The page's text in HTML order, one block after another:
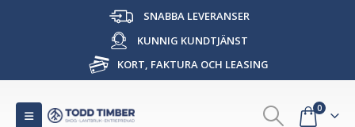
SNABBA LEVERANSER
KUNNIG KUNDTJÄNST
KORT, FAKTURA OCH LEASING
0